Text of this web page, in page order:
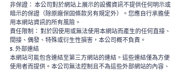
非保證： 本公司對於網站上展示的設備資訊不提供任何明示或
暗示的保證（除原廠保固條款另有規定外）。您應自行承擔使
用本網站資訊的所有風險。
責任限制： 對於因使用或無法使用本網站而產生的任何直接、
間接、偶發、特殊或衍生性損害，本公司概不負責。
5. 外部連結
本網站可能包含連結至第三方網站的連結。這些連結僅為方便
使用者而提供。本公司無法控制且不為這些外部網站的內容、